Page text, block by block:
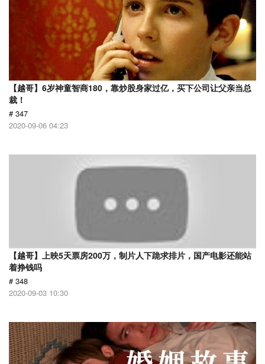
【越哥】6岁神童智商180，靠炒股身家过亿，买下公司让父亲当总
裁！
# 347
2020-09-06 04:23
【越哥】上映5天票房200万，制片人下跪求排片，国产电影还能站
着挣钱吗
# 348
2020-09-03 10:30